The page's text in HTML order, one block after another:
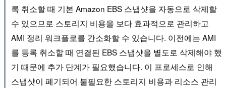
록 취소할 때 기본 Amazon EBS 스냅샷을 자동으로 삭제할
수 있으므로 스토리지 비용을 보다 효과적으로 관리하고
AMI 정리 워크플로를 간소화할 수 있습니다. 이전에는 AMI
를 등록 취소할 때 연결된 EBS 스냅샷을 별도로 삭제해야 했
기 때문에 추가 단계가 필요했습니다. 이 프로세스로 인해
스냅샷이 폐기되어 불필요한 스토리지 비용과 리소스 관리